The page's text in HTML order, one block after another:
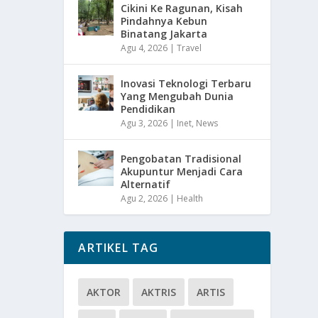
Cikini Ke Ragunan, Kisah
Pindahnya Kebun
Binatang Jakarta
Agu 4, 2026 |Travel
Inovasi Teknologi Terbaru
Yang Mengubah Dunia
Pendidikan
Agu 3, 2026 | Inet, News
Pengobatan Tradisional
Akupuntur Menjadi Cara
Alternatif
Agu 2, 2026 | Health
ARTIKEL TAG
AKTOR AKTRIS ARTIS